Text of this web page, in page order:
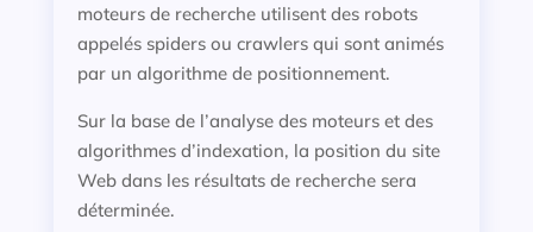
moteurs de recherche utilisent des robots
appelés spiders ou crawlers qui sont animés
par un algorithme de positionnement.
Sur la base de l’analyse des moteurs et des
algorithmes d’indexation, la position du site
Web dans les résultats de recherche sera
déterminée.